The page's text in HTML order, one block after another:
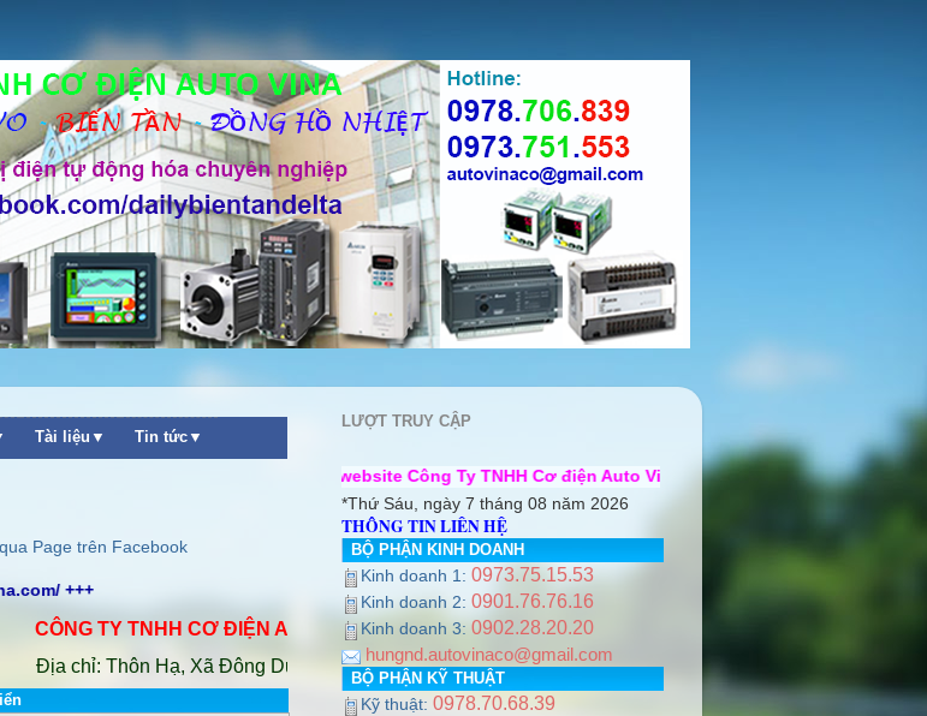
Tài liệu▼ Tin tức▼
Page trên Facebook
CÔNG TY TNHH CƠ ĐIỆN AUTO VINA. Hotline 0978.706.839 / 0973.751.553
Địa chỉ: Thôn Hạ, Xã Đông Dư, Huyện Gia Lâm, Thành phố Hà Nội. PGD: Số nhà 7, dãy 5, tổ dân phố số
LƯỢT TRUY CẬP
mừng quý khách ghé thăm website Công Ty TNHH Cơ điện Auto Vina ++ Chúng tôi rất mong được hợp tác
*Thứ Sáu, ngày 7 tháng 08 năm 2026
THÔNG TIN LIÊN HỆ
BỘ PHẬN KINH DOANH
Kinh doanh 1: 0973.75.15.53
Kinh doanh 2: 0901.76.76.16
Kinh doanh 3: 0902.28.20.20
hungnd.autovinaco@gmail.com
BỘ PHẬN KỸ THUẬT
Kỹ thuật: 0978.70.68.39